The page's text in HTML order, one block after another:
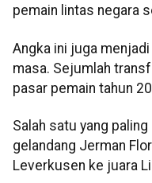
pemain lintas negara
Angka ini juga
masa. Sejumlah
pasar pemain tahun
Salah satu yang
gelandang Jerman
Leverkusen ke juara